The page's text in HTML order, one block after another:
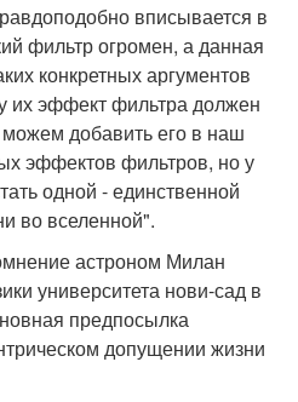
вписывается в
фильтр огромен, а данная
конкретных аргументов
их эффект фильтра должен
добавить его в наш
эффектов фильтров, но у
одной - единственной
во вселенной".
астроном Милан
университета нови-сад в
предпосылка
допущении жизни